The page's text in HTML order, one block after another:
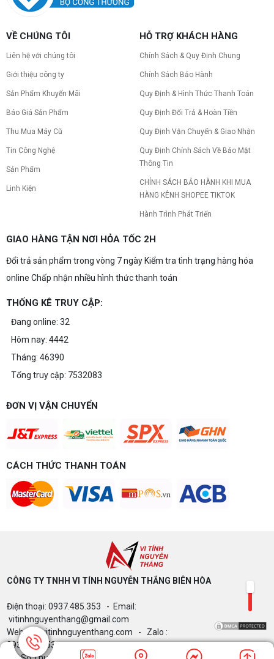
VỀ CHÚNG TÔI
Liên hệ với chúng tôi
Giới thiệu công ty
Sản Phẩm Khuyến Mãi
Báo Giá Sản Phẩm
Thu Mua Máy Cũ
Tin Công Nghệ
Sản Phẩm
Linh Kiện
HỖ TRỢ KHÁCH HÀNG
Chính Sách & Quy Định Chung
Chính Sách Bảo Hành
Quy Định & Hình Thức Thanh Toán
Quy Định Đổi Trả & Hoàn Tiền
Quy Định Vận Chuyển & Giao Nhận
Quy Định Chính Sách Về Bảo Mật
Thông Tin
CHÍNH SÁCH BẢO HÀNH KHI MUA
HÀNG KÊNH SHOPEE TIKTOK
Hành Trình Phát Triển
GIAO HÀNG TẬN NƠI HỎA TỐC 2H
Đổi trả sản phẩm trong vòng 7 ngày Kiểm tra tình trạng hàng hóa
online Chấp nhận nhiều hình thức thanh toán
THỐNG KÊ TRUY CẬP:
Đang online: 32
Hôm nay: 4442
Tháng: 46390
Tổng truy cập: 7532083
ĐƠN VỊ VẬN CHUYỂN
CÁCH THỨC THANH TOÁN
CÔNG TY TNHH VI TÍNH NGUYỄN THẮNG BIÊN HÒA​
Điện thoại: 0937.485.353 - Email:
vitinhnguyenthang@gmail.com
Website: vitinhnguyenthang.com - Zalo :
0937485353